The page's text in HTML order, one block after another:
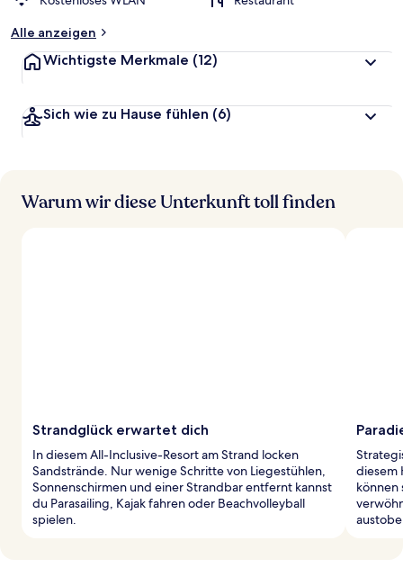
Alle anzeigen
Wichtigste Merkmale (12)
Sich wie zu Hause fühlen (6)
Warum wir diese Unterkunft toll finden
Strandglück erwartet dich
In diesem All-Inclusive-Resort am Strand locken
Sandstrände. Nur wenige Schritte von Liegestühlen,
Sonnenschirmen und einer Strandbar entfernt kannst
du Parasailing, Kajak fahren oder Beachvolleyball
spielen.
diesem
können